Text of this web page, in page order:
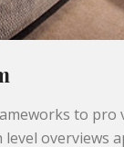
to pro
overviews